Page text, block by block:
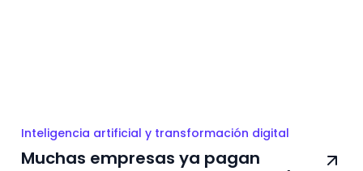
Inteligencia artificial y transformación digital
Muchas empresas ya pagan